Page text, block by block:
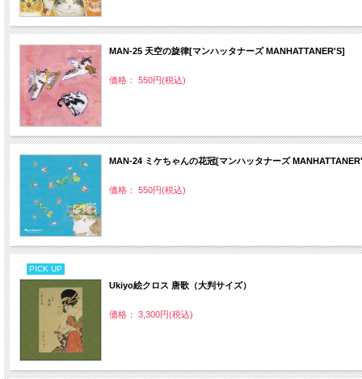
MAN‐25 天空の旋律[マンハッタナーズ MANHATTANER'S]
価格： 550円(税込)
MAN‐24 ミケちゃんの花冠[マンハッタナーズ
価格： 550円(税込)
PICK UP
Ukiyo絵クロス 唐歌（大判サイズ）
価格： 3,300円(税込)